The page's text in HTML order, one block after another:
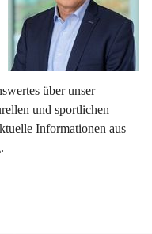
über unser
und sportlichen
Informationen aus